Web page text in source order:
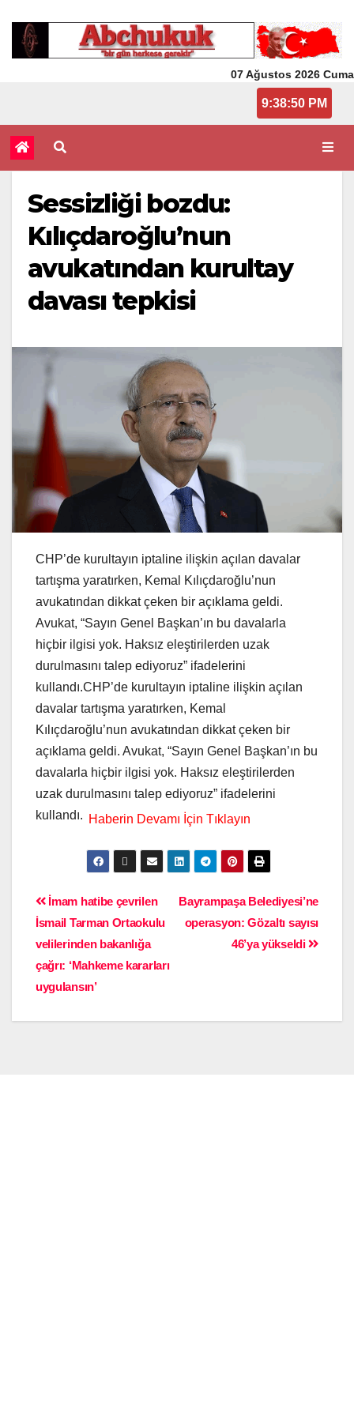
07 Ağustos 2026 Cuma
9:38:50 PM
Sessizliği bozdu:
Kılıçdaroğlu’nun
avukatından kurultay
davası tepkisi
CHP’de kurultayın iptaline ilişkin açılan davalar
tartışma yaratırken, Kemal Kılıçdaroğlu’nun
avukatından dikkat çeken bir açıklama geldi.
Avukat, “Sayın Genel Başkan’ın bu davalarla
hiçbir ilgisi yok. Haksız eleştirilerden uzak
durulmasını talep ediyoruz” ifadelerini
kullandı.CHP’de kurultayın iptaline ilişkin açılan
davalar tartışma yaratırken, Kemal
Kılıçdaroğlu’nun avukatından dikkat çeken bir
açıklama geldi. Avukat, “Sayın Genel Başkan’ın bu
davalarla hiçbir ilgisi yok. Haksız eleştirilerden
uzak durulmasını talep ediyoruz” ifadelerini
kullandı.
Bayrampaşa Belediyesi’ne
operasyon: Gözaltı sayısı
46’ya yükseldi
İmam hatibe çevrilen
İsmail Tarman Ortaokulu
velilerinden bakanlığa
çağrı: ‘Mahkeme kararları
uygulansın’